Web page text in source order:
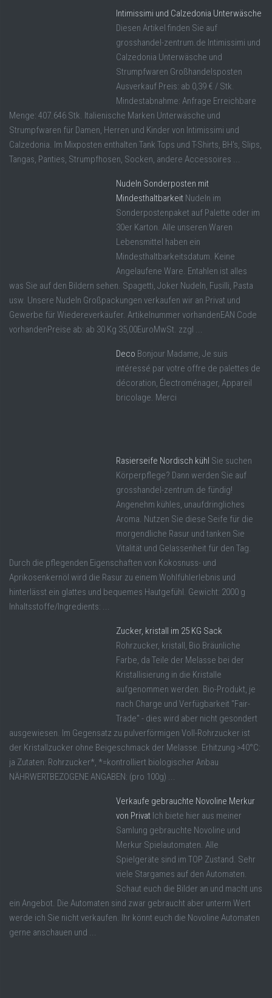
Intimissimi und Calzedonia Unterwäsche
Diesen Artikel finden Sie auf
grosshandel-zentrum.de Intimissimi und
Calzedonia Unterwäsche und
Strumpfwaren Großhandelsposten
Ausverkauf Preis: ab 0,39 € / Stk.
Mindestabnahme: Anfrage Erreichbare
Menge: 407.646 Stk. Italienische Marken Unterwäsche und
Strumpfwaren für Damen, Herren und Kinder von Intimissimi und
Calzedonia. Im Mixposten enthalten Tank Tops und T-Shirts, BH's, Slips,
Tangas, Panties, Strumpfhosen, Socken, andere Accessoires ...
Nudeln Sonderposten mit
Mindesthaltbarkeit Nudeln im
Sonderpostenpaket auf Palette oder im
30er Karton. Alle unseren Waren
Lebensmittel haben ein
Mindesthaltbarkeitsdatum. Keine
Angelaufene Ware. Entahlen ist alles
was Sie auf den Bildern sehen. Spagetti, Joker Nudeln, Fusilli, Pasta
usw. Unsere Nudeln Großpackungen verkaufen wir an Privat und
Gewerbe für Wiedereverkäufer. Artikelnummer vorhandenEAN Code
vorhandenPreise ab: ab 30 Kg 35,00EuroMwSt. zzgl ...
Deco Bonjour Madame, Je suis
intéressé par votre offre de palettes de
décoration, Électroménager, Appareil
bricolage. Merci
Rasierseife Nordisch kühl Sie suchen
Körperpflege? Dann werden Sie auf
grosshandel-zentrum.de fündig!
Angenehm kühles, unaufdringliches
Aroma. Nutzen Sie diese Seife für die
morgendliche Rasur und tanken Sie
Vitalität und Gelassenheit für den Tag.
Durch die pflegenden Eigenschaften von Kokosnuss- und
Aprikosenkernöl wird die Rasur zu einem Wohlfühlerlebnis und
hinterlässt ein glattes und bequemes Hautgefühl. Gewicht: 2000 g
Inhaltsstoffe/Ingredients: ...
Zucker, kristall im 25 KG Sack
Rohrzucker, kristall, Bio Bräunliche
Farbe, da Teile der Melasse bei der
Kristallisierung in die Kristalle
aufgenommen werden. Bio-Produkt, je
nach Charge und Verfügbarkeit "Fair-
Trade" - dies wird aber nicht gesondert
ausgewiesen. Im Gegensatz zu pulverförmigen Voll-Rohrzucker ist
der Kristallzucker ohne Beigeschmack der Melasse. Erhitzung >40°C:
ja Zutaten: Rohrzucker*, *=kontrolliert biologischer Anbau
NÄHRWERTBEZOGENE ANGABEN: (pro 100g) ...
Verkaufe gebrauchte Novoline Merkur
von Privat Ich biete hier aus meiner
Samlung gebrauchte Novoline und
Merkur Spielautomaten. Alle
Spielgeräte sind im TOP Zustand. Sehr
viele Stargames auf den Automaten.
Schaut euch die Bilder an und macht uns
ein Angebot. Die Automaten sind zwar gebraucht aber unterm Wert
werde ich Sie nicht verkaufen. Ihr könnt euch die Novoline Automaten
gerne anschauen und ...